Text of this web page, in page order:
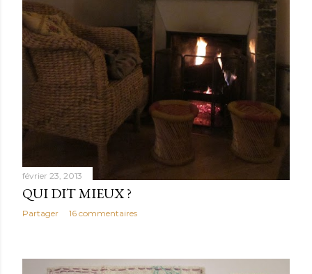
février 23, 2013
QUI DIT MIEUX ?
Partager 16 commentaires